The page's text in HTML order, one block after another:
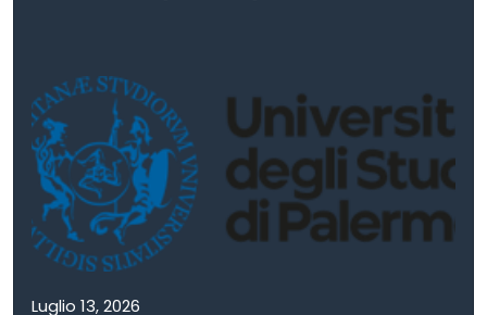
Luglio 13, 2026